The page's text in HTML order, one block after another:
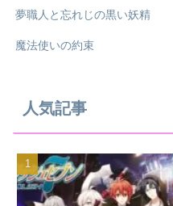
夢職人と忘れじの黒い妖精
魔法使いの約束
人気記事